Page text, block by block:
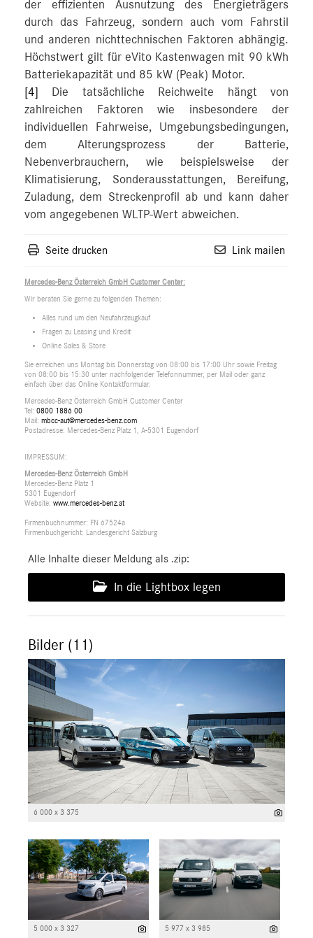
der effizienten Ausnutzung des Energieträgers
durch das Fahrzeug, sondern auch vom Fahrstil
und anderen nichttechnischen Faktoren abhängig.
Höchstwert gilt für eVito Kastenwagen mit 90 kWh
Batteriekapazität und 85 kW (Peak) Motor.
[4]
Die tatsächliche Reichweite hängt von
zahlreichen Faktoren wie insbesondere der
individuellen Fahrweise, Umgebungsbedingungen,
dem Alterungsprozess der Batterie,
Nebenverbrauchern, wie beispielsweise der
Klimatisierung, Sonderausstattungen, Bereifung,
Zuladung, dem Streckenprofil ab und kann daher
vom angegebenen WLTP-Wert abweichen.
Seite drucken Link mailen
Mercedes-Benz Österreich GmbH Customer Center:
Wir beraten Sie gerne zu folgenden Themen:
Alles rund um den Neufahrzeugkauf
Fragen zu Leasing und Kredit
Online Sales & Store
Sie erreichen uns Montag bis Donnerstag von 08:00 bis 17:00 Uhr sowie Freitag
von 08:00 bis 15:30 unter nachfolgender Telefonnummer, per Mail oder ganz
einfach über das Online Kontaktformular.
Mercedes-Benz Österreich GmbH Customer Center
Tel: 0800 1886 00
Mail: mbcc-aut@mercedes-benz.com
Postadresse: Mercedes-Benz Platz 1, A-5301 Eugendorf
IMPRESSUM:
Mercedes-Benz Österreich GmbH
Mercedes-Benz Platz 1
5301 Eugendorf
Website: www.mercedes-benz.at
Firmenbuchnummer: FN 67524a
Firmenbuchgericht: Landesgericht Salzburg
Alle Inhalte dieser Meldung als .zip:
In die Lightbox legen
Bilder (11)
6 000 x 3 375
5 000 x 3 327 5 977 x 3 985